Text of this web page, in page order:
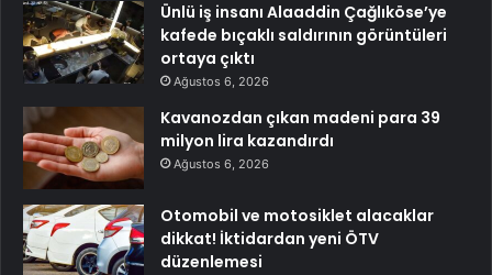
Ünlü iş insanı Alaaddin Çağlıköse’ye
kafede bıçaklı saldırının görüntüleri
ortaya çıktı
Ağustos 6, 2026
Kavanozdan çıkan madeni para 39
milyon lira kazandırdı
Ağustos 6, 2026
Otomobil ve motosiklet alacaklar
dikkat! İktidardan yeni ÖTV
düzenlemesi